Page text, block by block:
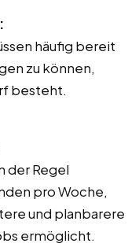
häufig bereit
zu können,
besteht.
der Regel
pro Woche,
und planbarere
ermöglicht.